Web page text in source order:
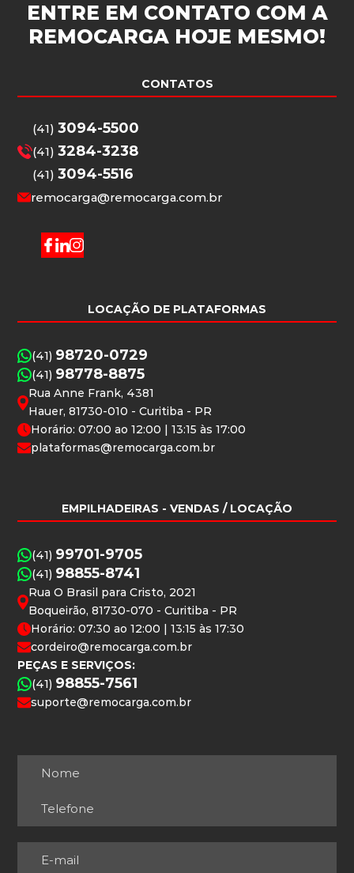
ENTRE EM CONTATO COM A
REMOCARGA HOJE MESMO!
CONTATOS
(41)3094-5500
(41)3284-3238
(41)3094-5516
remocarga@remocarga.com.br
LOCAÇÃO DE PLATAFORMAS
(41) 98720-0729
(41) 98778-8875
Rua Anne Frank, 4381
Hauer, 81730-010 - Curitiba - PR
Horário: 07:00 ao 12:00 | 13:15 às 17:00
plataformas@remocarga.com.br
EMPILHADEIRAS - VENDAS / LOCAÇÃO
(41) 99701-9705
(41) 98855-8741
Rua O Brasil para Cristo, 2021
Boqueirão, 81730-070 - Curitiba - PR
Horário: 07:30 ao 12:00 | 13:15 às 17:30
cordeiro@remocarga.com.br
PEÇAS E SERVIÇOS:
(41) 98855-7561
suporte@remocarga.com.br